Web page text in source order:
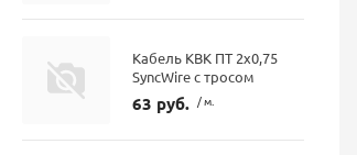
Кабель КВК ПТ 2х0,75
SyncWire с тросом
63 руб. / м.